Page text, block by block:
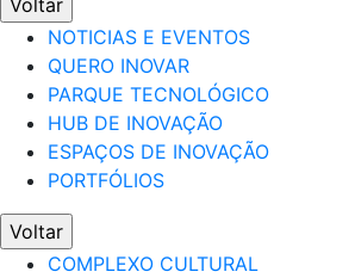
Voltar
NOTICIAS E EVENTOS
QUERO INOVAR
PARQUE TECNOLÓGICO
HUB DE INOVAÇÃO
ESPAÇOS DE INOVAÇÃO
PORTFÓLIOS
Voltar
COMPLEXO CULTURAL